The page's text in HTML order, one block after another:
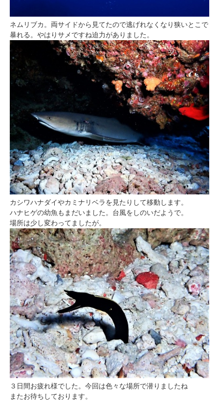
ネムリブカ。両サイドから見てたので逃げれなくなり狭いとこで
暴れる。やはりサメですね迫力がありました。
カシワハナダイやカミナリベラを見たりして移動します。
ハナヒゲの幼魚もまだいました。台風をしのいだようで。
場所は少し変わってましたが。
３日間お疲れ様でした。今回は色々な場所で潜りましたね
またお待ちしております。